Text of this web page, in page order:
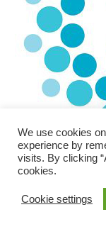
We use cookies
experience by
visits. By clicking
cookies.
Cookie settings